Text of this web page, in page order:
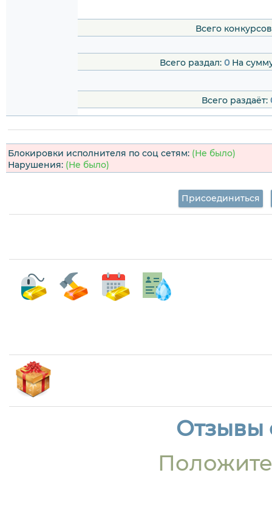
Всего
Всего раздал: 0На
Всего раздаёт:
Блокировки исполнителя по соц сетям: (Не было)
Нарушения: (Не было)
Присоединиться
Отзывы